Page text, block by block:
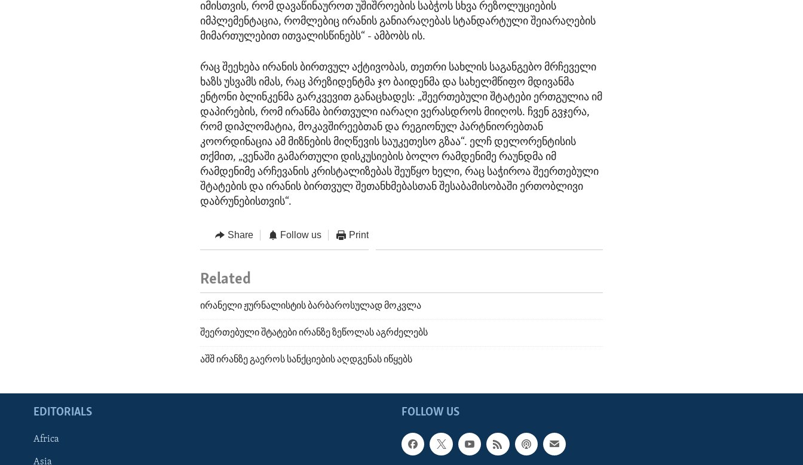
იმისთვის, რომ დავაწინაუროთ უშიშროების საბჭოს სხვა რეზოლუციების
იმპლემენტაცია, რომლებიც ირანის განიარაღებას სტანდარტული შეიარაღების
მიმართულებით ითვალისწინებს“ - ამბობს ის.
რაც შეეხება ირანის ბირთვულ აქტივობას, თეთრი სახლის საგანგებო მრჩეველი
ხაზს უსვამს იმას, რაც პრეზიდენტმა ჯო ბაიდენმა და სახელმწიფო მდივანმა
ენტონი ბლინკენმა გარკვევით განაცხადეს: „შეერთებული შტატები ერთგულია იმ
დაპირების, რომ ირანმა ბირთვული იარაღი ვერასდროს მიიღოს. ჩვენ გვჯერა,
რომ დიპლომატია, მოკავშირეებთან და რეგიონულ პარტნიორებთან
კოორდინაცია ამ მიზნების მიღწევის საუკეთესო გზაა“. ელჩ დელორენტისის
თქმით, „ვენაში გამართული დისკუსიების ბოლო რამდენიმე რაუნდმა იმ
რამდენიმე არჩევანის კრისტალიზებას შეუწყო ხელი, რაც საჭიროა შეერთებული
შტატების და ირანის ბირთვულ შეთანხმებასთან შესაბამისობაში ერთობლივი
დაბრუნებისთვის“.
Share Follow us Print
Related
ირანელი ჟურნალისტის ბარბაროსულად მოკვლა
შეერთებული შტატები ირანზე ზეწოლას აგრძელებს
აშშ ირანზე გაეროს სანქციების აღდგენას იწყებს
FOLLOW US
EDITORIALS
Africa
Asia